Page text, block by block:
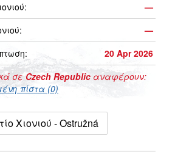
—
—
20 Apr 2026
σεCzech Republic αναφέρουν:
πίστα (0)
Χιονιού - Ostružná